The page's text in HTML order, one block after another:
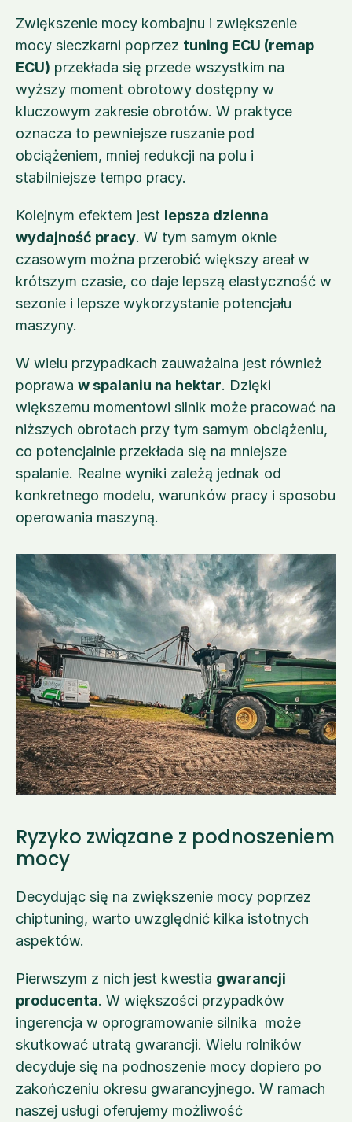
Zwiększenie mocy kombajnu i zwiększenie
mocy sieczkarni poprzez tuning ECU (remap
ECU) przekłada się przede wszystkim na
wyższy moment obrotowy dostępny w
kluczowym zakresie obrotów. W praktyce
oznacza to pewniejsze ruszanie pod
obciążeniem, mniej redukcji na polu i
stabilniejsze tempo pracy.
Kolejnym efektem jest lepsza dzienna
wydajność pracy. W tym samym oknie
czasowym można przerobić większy areał w
krótszym czasie, co daje lepszą elastyczność w
sezonie i lepsze wykorzystanie potencjału
maszyny.
W wielu przypadkach zauważalna jest również
poprawa w spalaniu na hektar. Dzięki
większemu momentowi silnik może pracować na
niższych obrotach przy tym samym obciążeniu,
co potencjalnie przekłada się na mniejsze
spalanie. Realne wyniki zależą jednak od
konkretnego modelu, warunków pracy i sposobu
operowania maszyną.
Ryzyko związane z podnoszeniem
mocy
Decydując się na zwiększenie mocy poprzez
chiptuning, warto uwzględnić kilka istotnych
aspektów.
Pierwszym z nich jest kwestia gwarancji
producenta. W większości przypadków
ingerencja w oprogramowanie silnika  może
skutkować utratą gwarancji. Wielu rolników
decyduje się na podnoszenie mocy dopiero po
zakończeniu okresu gwarancyjnego. W ramach